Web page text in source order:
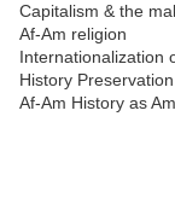
Capitalism & the
Af-Am religion
Internationalization
History
Af-Am History as